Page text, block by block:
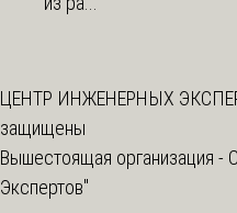
ЦЕНТР ИНЖЕНЕРНЫХ
защищены
Вышестоящая организация -
Экспертов"